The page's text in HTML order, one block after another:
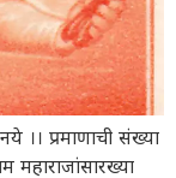
।। प्रमाणाची संख्या
महाराजांसारख्या